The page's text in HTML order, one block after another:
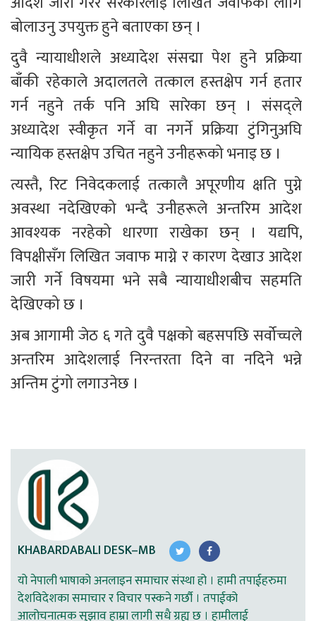
बोलाउनु उपयुक्त हुने बताएका छन् ।
दुवै न्यायाधीशले अध्यादेश संसद्मा पेश हुने प्रक्रिया
बाँकी रहेकाले अदालतले तत्काल हस्तक्षेप गर्न हतार
गर्न नहुने तर्क पनि अघि सारेका छन् । संसद्ले
अध्यादेश स्वीकृत गर्ने वा नगर्ने प्रक्रिया टुंगिनुअघि
न्यायिक हस्तक्षेप उचित नहुने उनीहरूको भनाइ छ ।
त्यस्तै, रिट निवेदकलाई तत्कालै अपूरणीय क्षति पुग्ने
अवस्था नदेखिएको भन्दै उनीहरूले अन्तरिम आदेश
आवश्यक नरहेको धारणा राखेका छन् । यद्यपि,
विपक्षीसँग लिखित जवाफ माग्ने र कारण देखाउ आदेश
जारी गर्ने विषयमा भने सबै न्यायाधीशबीच सहमति
देखिएको छ ।
अब आगामी जेठ ६ गते दुवै पक्षको बहसपछि सर्वोच्चले
अन्तरिम आदेशलाई निरन्तरता दिने वा नदिने भन्ने
अन्तिम टुंगो लगाउनेछ ।
KHABARDABALI DESK–MB
यो नेपाली भाषाको अनलाइन समाचार संस्था हो । हामी तपाईहरुमा
देशविदेशका समाचार र विचार पस्कने गर्छौ । तपाईको
आलोचनात्मक सुझाव हाम्रा लागी सधै ग्रह्य छ । हामीलाई